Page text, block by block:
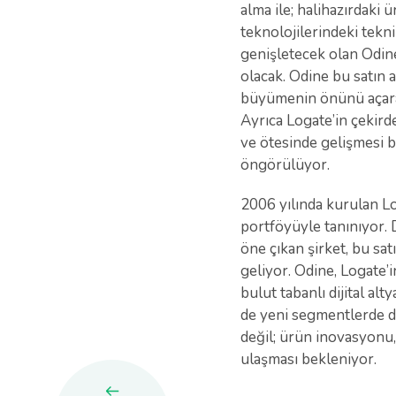
alma ile; halihazırdaki
teknolojilerindeki
genişletecek olan
olacak. Odine bu
büyümenin önünü
Ayrıca Logate’in
ve ötesinde gelişmesi
öngörülüyor.
2006 yılında kurulan
portföyüyle tanınıyor.
öne çıkan şirket, bu
geliyor. Odine,
bulut tabanlı dijital
de yeni segmentlerde
değil; ürün
ulaşması bekleniyor.